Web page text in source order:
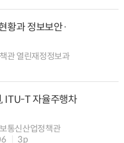
황과 정보보안·
관 열린재정정보과
ITU-T 자율주행차
통신산업정책관
3p